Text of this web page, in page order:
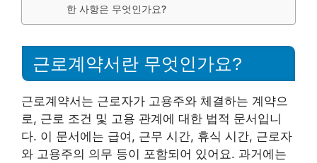
한 사항은 무엇인가요?
근로계약서란 무엇인가요?
근로계약서는 근로자가 고용주와 체결하는 계약으
로, 근로 조건 및 고용 관계에 대한 법적 문서입니
다. 이 문서에는 급여, 근무 시간, 휴식 시간, 근로자
와 고용주의 의무 등이 포함되어 있어요. 과거에는